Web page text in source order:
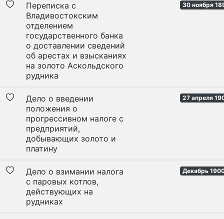
Переписка с
Владивостокским
отделением
государственного банка
о доставлении сведений
об арестах и взысканиях
на золото Аскольдского
рудника
30 ноября
Дело о введении
положения о
прогрессивном налоге с
предприятий,
добывающих золото и
платину
27 апреля
Дело о взимании налога
с паровых котлов,
действующих на
рудниках
Декабрь